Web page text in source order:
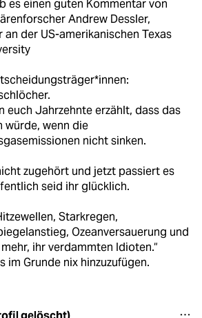
es einen guten Kommentar von
Andrew Dessler,
an der US-amerikanischen Texas
euch Jahrzehnte erzählt, dass das
würde, wenn die
nicht sinken.
zugehört und jetzt passiert es
seid ihr glücklich.
Starkregen,
Ozeanversauerung und
ihr verdammten Idioten.“
im Grunde nix hinzuzufügen.